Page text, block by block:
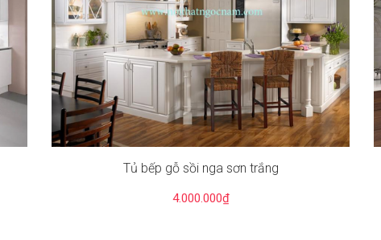
Tủ bếp gỗ sồi nga sơn trắng
4.000.000₫